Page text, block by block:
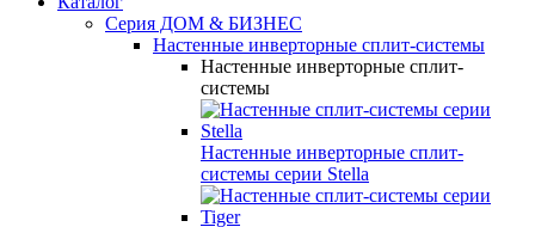
Серия ДОМ & БИЗНЕС
Настенные инверторные сплит-системы
Настенные инверторные сплит-
системы
Настенные инверторные сплит-
системы серии Stella